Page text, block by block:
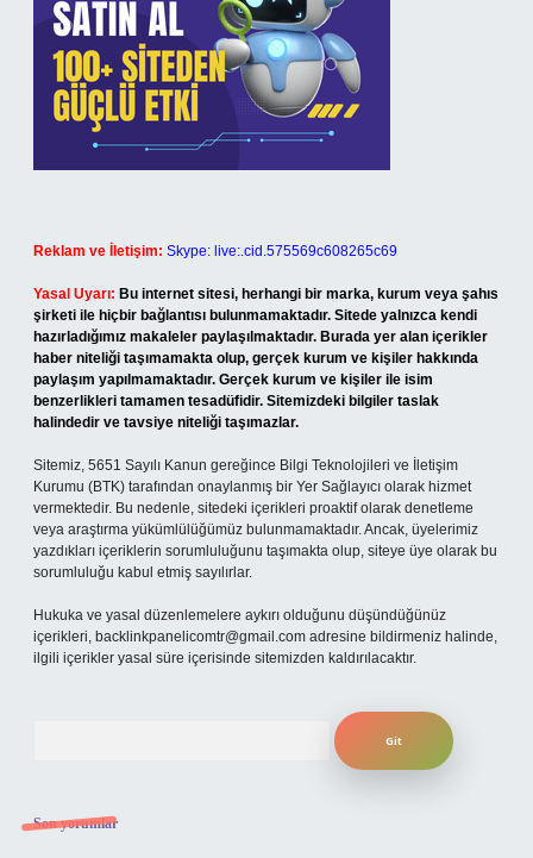
Reklam ve İletişim: Skype: live:.cid.575569c608265c69
Yasal Uyarı: Bu internet sitesi, herhangi bir marka, kurum veya şahıs
şirketi ile hiçbir bağlantısı bulunmamaktadır. Sitede yalnızca kendi
hazırladığımız makaleler paylaşılmaktadır. Burada yer alan içerikler
haber niteliği taşımamakta olup, gerçek kurum ve kişiler hakkında
paylaşım yapılmamaktadır. Gerçek kurum ve kişiler ile isim
benzerlikleri tamamen tesadüfidir. Sitemizdeki bilgiler taslak
halindedir ve tavsiye niteliği taşımazlar.
Sitemiz, 5651 Sayılı Kanun gereğince Bilgi Teknolojileri ve İletişim
Kurumu (BTK) tarafından onaylanmış bir Yer Sağlayıcı olarak hizmet
vermektedir. Bu nedenle, sitedeki içerikleri proaktif olarak denetleme
veya araştırma yükümlülüğümüz bulunmamaktadır. Ancak, üyelerimiz
yazdıkları içeriklerin sorumluluğunu taşımakta olup, siteye üye olarak bu
sorumluluğu kabul etmiş sayılırlar.
Hukuka ve yasal düzenlemelere aykırı olduğunu düşündüğünüz
içerikleri, backlinkpanelicomtr@gmail.com adresine bildirmeniz halinde,
ilgili içerikler yasal süre içerisinde sitemizden kaldırılacaktır.
Son yorumlar